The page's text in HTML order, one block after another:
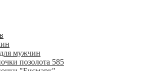
мужчин
позолота 585